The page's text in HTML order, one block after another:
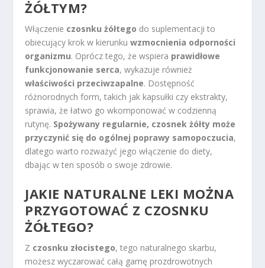
ŻÓŁTYM?
Włączenie czosnku żółtego do suplementacji to
obiecujący krok w kierunkuwzmocnienia odporności
organizmu. Oprócz tego, że wspiera prawidłowe
funkcjonowanie serca, wykazuje również
właściwości przeciwzapalne. Dostępność
różnorodnych form, takich jak kapsułki czy ekstrakty,
sprawia, że łatwo go wkomponować w codzienną
rutynę. Spożywany regularnie, czosnek żółty może
przyczynić się do ogólnej poprawy samopoczucia,
dlatego warto rozważyć jego włączenie do diety,
dbając w ten sposób o swoje zdrowie.
JAKIE NATURALNE LEKI MOŻNA
PRZYGOTOWAĆ Z CZOSNKU
ŻÓŁTEGO?
Z czosnku złocistego, tego naturalnego skarbu,
możesz wyczarować całą gamę prozdrowotnych